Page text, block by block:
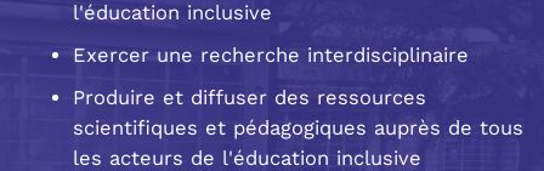
l'éducation inclusive
Exercer une recherche interdisciplinaire
Produire et diffuser des ressources
scientifiques et pédagogiques auprès de tous
les acteurs de l'éducation inclusive